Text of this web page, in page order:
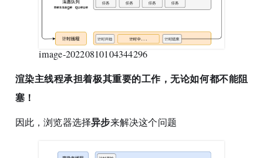
image-20220810104344296
渲染主线程承担着极其重要的工作，无论如何都不能阻
塞！
因此，浏览器选择异步来解决这个问题